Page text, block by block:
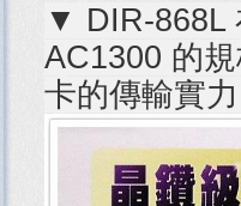
▼ DIR-868L
AC1300 的
卡的傳輸實